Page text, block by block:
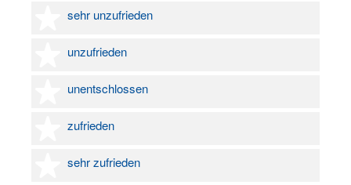
sehr unzufrieden
1 Stern
unzufrieden
2 Sterne
unentschlossen
3 Sterne
zufrieden
4 Sterne
sehr zufrieden
5 Sterne